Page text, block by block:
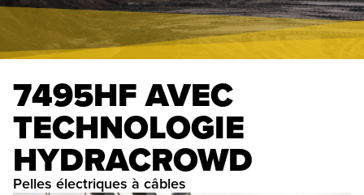
7495HF AVEC
TECHNOLOGIE
HYDRACROWD
pelles électriques à câbles